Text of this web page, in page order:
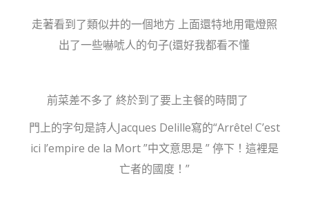
走著看到了類似井的一個地方 上面還特地用電燈照
出了一些嚇唬人的句子(還好我都看不懂
前菜差不多了 終於到了要上主餐的時間了
門上的字句是詩人Jacques Delille寫的“Arrête! C’est
ici l’empire de la Mort ”中文意思是 ” 停下！這裡是
亡者的國度！”